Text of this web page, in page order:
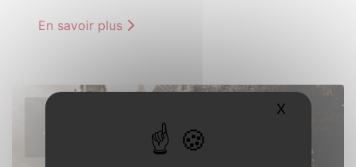
En savoir plus
X Masquer